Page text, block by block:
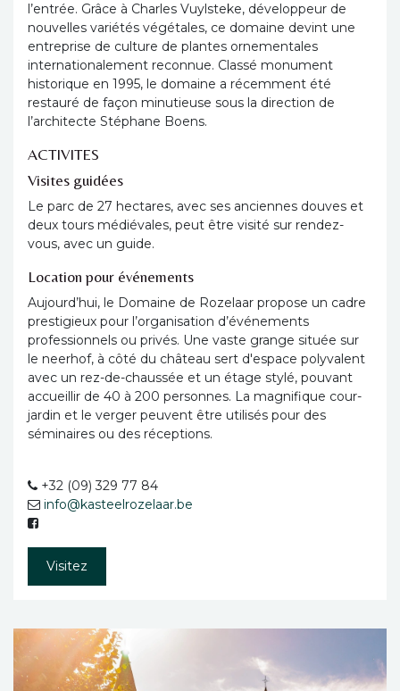
l’entrée. Grâce à Charles Vuylsteke, développeur de
nouvelles variétés végétales, ce domaine devint une
entreprise de culture de plantes ornementales
internationalement reconnue. Classé monument
historique en 1995, le domaine a récemment été
restauré de façon minutieuse sous la direction de
l’architecte Stéphane Boens.
ACTIVITES
Visites guidées
Le parc de 27 hectares, avec ses anciennes douves et
deux tours médiévales, peut être visité sur rendez-
vous, avec un guide.
Location pour événements
Aujourd’hui, le Domaine de Rozelaar propose un cadre
prestigieux pour l’organisation d’événements
professionnels ou privés. Une vaste grange située sur
le neerhof, à côté du château sert d'espace polyvalent
avec un rez-de-chaussée et un étage stylé, pouvant
accueillir de 40 à 200 personnes. La magnifique cour-
jardin et le verger peuvent être utilisés pour des
séminaires ou des réceptions.
+32 (09) 329 77 84
info@kasteelrozelaar.be
Visitez